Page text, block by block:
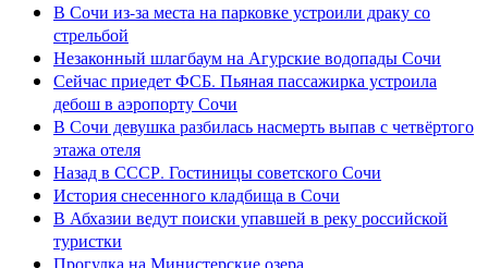
В Сочи из-за места на парковке устроили драку со
стрельбой
Незаконный шлагбаум на Агурские водопады Сочи
Сейчас приедет ФСБ. Пьяная пассажирка устроила
дебош в аэропорту Сочи
В Сочи девушка разбилась насмерть выпав с четвёртого
этажа отеля
Назад в СССР. Гостиницы советского Сочи
История снесенного кладбища в Сочи
В Абхазии ведут поиски упавшей в реку российской
туристки
Прогулка на Министерские озера